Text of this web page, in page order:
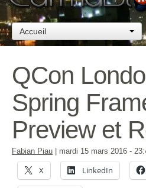
Accueil
QCon
Spring
Preview et
Fabian Piau mardi 15 mars 2016 -
X LinkedIn